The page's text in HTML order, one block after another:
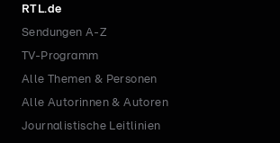
RTL.de
Sendungen A-Z
TV-Programm
Alle Themen & Personen
Alle Autorinnen & Autoren
Journalistische Leitlinien